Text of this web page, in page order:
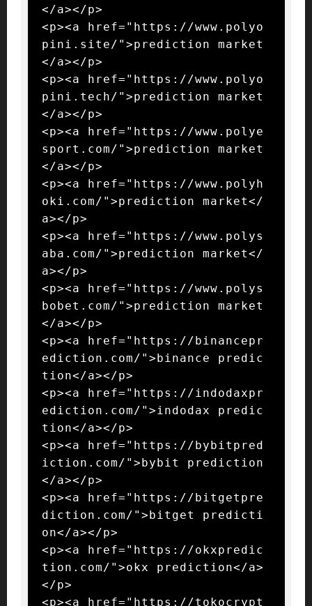
</a></p>
<p><a href="https://www.polyo
pini.site/">prediction market
</a></p>
<p><a href="https://www.polyo
pini.tech/">prediction market
</a></p>
<p><a href="https://www.polye
sport.com/">prediction market
</a></p>
<p><a href="https://www.polyh
oki.com/">prediction market</
a></p>
<p><a href="https://www.polys
aba.com/">prediction market</
a></p>
<p><a href="https://www.polys
bobet.com/">prediction market
</a></p>
<p><a href="https://binancepr
ediction.com/">binance predic
tion</a></p>
<p><a href="https://indodaxpr
ediction.com/">indodax predic
tion</a></p>
<p><a href="https://bybitpred
iction.com/">bybit prediction
</a></p>
<p><a href="https://bitgetpre
diction.com/">bitget predicti
on</a></p>
<p><a href="https://okxpredic
tion.com/">okx prediction</a>
</p>
<p><a href="https://tokocrypt